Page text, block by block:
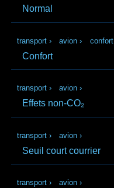
Normal
transport › avion › confort
Confort
transport › avion ›
Effets non-CO₂
transport › avion ›
Seuil court courrier
transport › avion ›